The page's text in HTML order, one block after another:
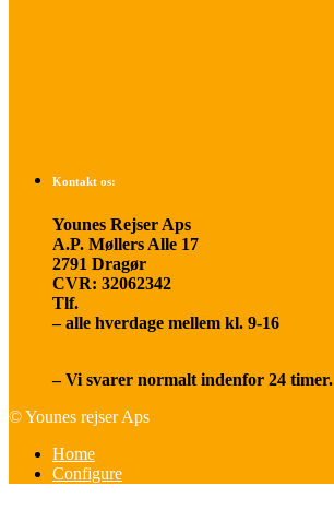
Kontakt os:
Younes Rejser Aps
A.P. Møllers Alle 17
2791 Dragør
CVR: 32062342
Tlf.
– alle hverdage mellem kl. 9-16
– Vi svarer normalt indenfor 24 timer.
© Younes rejser Aps
Home
Configure